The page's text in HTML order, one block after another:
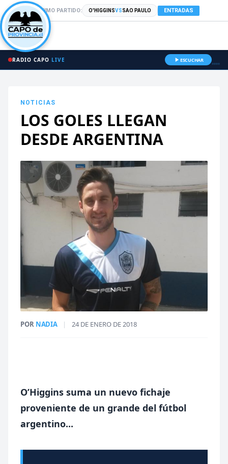
PRÓXIMO PARTIDO: O'HIGGINSVSSAO PAULO ENTRADAS
RADIO CAPO LIVE ESCUCHAR
NOTICIAS
LOS GOLES LLEGAN
DESDE ARGENTINA
POR NADIA | 24 DE ENERO DE 2018
O’Higgins suma un nuevo fichaje
proveniente de un grande del fútbol
argentino...